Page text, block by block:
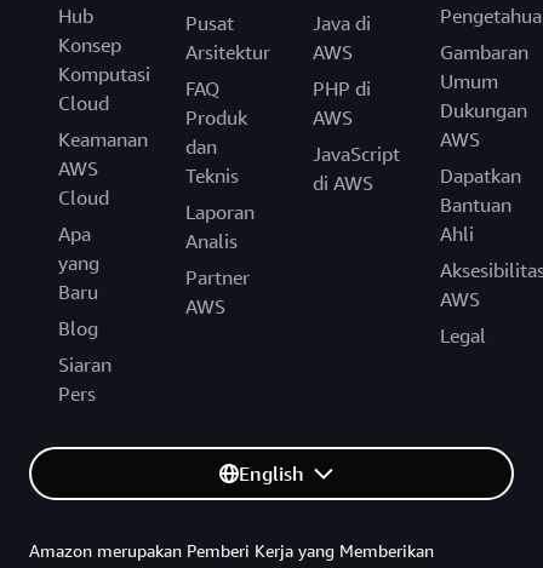
Hub
Konsep
Komputasi
Cloud
Keamanan
AWS
Cloud
Apa
yang
Baru
Blog
Siaran
Pers
Pusat
Arsitektur
FAQ
Produk
dan
Teknis
Laporan
Analis
Partner
AWS
Java di
AWS
PHP di
AWS
JavaScript
di AWS
Gambaran
Umum
Dukungan
AWS
Dapatkan
Bantuan
Ahli
AWS
Legal
English
Amazon merupakan Pemberi Kerja yang Memberikan